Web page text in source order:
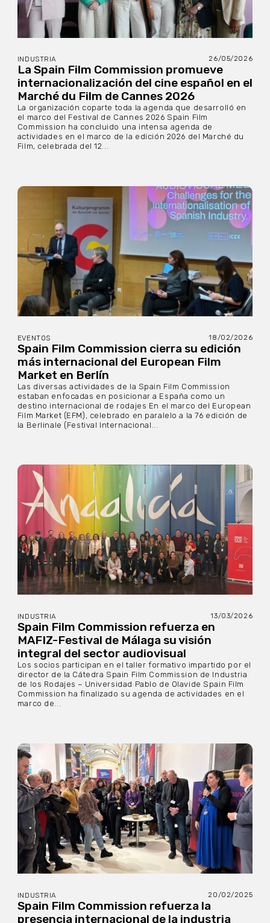
INDUSTRIA 26/05/2026
La Spain Film Commission promueve
internacionalización del cine español en el
Marché du Film de Cannes 2026
La organización coparte toda la agenda que desarrolló en
el marco del Festival de Cannes 2026 Spain Film
Commission ha concluido una intensa agenda de
actividades en el marco de la edición 2026 del Marché du
Film, celebrada del 12...
EVENTOS 18/02/2026
Spain Film Commission cierra su edición
más internacional del European Film
Market en Berlín
Las diversas actividades de la Spain Film Commission
estaban enfocadas en posicionar a España como un
destino internacional de rodajes En el marco del European
Film Market (EFM), celebrado en paralelo a la 76 edición de
la Berlinale (Festival Internacional...
INDUSTRIA 13/03/2026
Spain Film Commission refuerza en
MAFIZ-Festival de Málaga su visión
integral del sector audiovisual
Los socios participan en el taller formativo impartido por el
director de la Cátedra Spain Film Commission de Industria
de los Rodajes – Universidad Pablo de Olavide Spain Film
Commission ha finalizado su agenda de actividades en el
marco de...
INDUSTRIA 20/02/2025
Spain Film Commission refuerza la
presencia internacional de la industria